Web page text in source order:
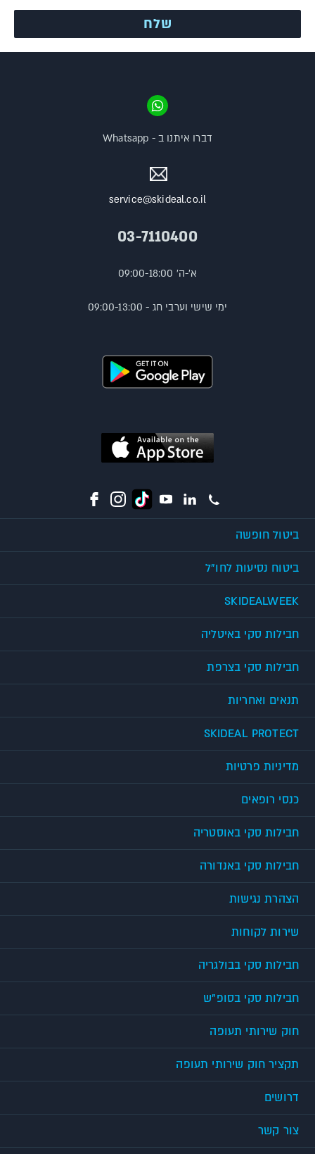
service@skideal.co.il
03-7110400
א'-ה' 09:00-18:00
ימי שישי וערבי חג - 09:00-13:00
דברו איתנו ב - Whatsapp
ביטול חופשה
ביטוח נסיעות לחו"ל
SKIDEALWEEK
חבילות סקי באיטליה
חבילות סקי בצרפת
תנאים ואחריות
SKIDEAL PROTECT
מדיניות פרטיות
כנסי רופאים
חבילות סקי באוסטריה
חבילות סקי באנדורה
הצהרת נגישות
שירות לקוחות
חבילות סקי בבולגריה
חבילות סקי בסופ"ש
חוק שירותי תעופה
תקציר חוק שירותי תעופה
דרושים
צור קשר